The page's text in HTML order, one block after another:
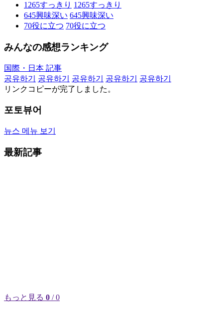
1265すっきり 1265すっきり
645興味深い 645興味深い
70役に立つ 70役に立つ
みんなの感想ランキング
国際・日本 記事
공유하기
공유하기 공유하기 공유하기
공유하기
リンクコピーが完了しました。
포토뷰어
뉴스 메뉴 보기
最新記事
もっと見る 0 / 0